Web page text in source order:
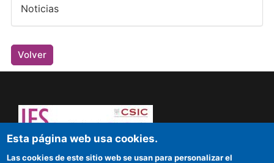
Noticias
Volver
¡Atrévete a pensar! Sapere aude
Esta página web usa cookies.
Las cookies de este sitio web se usan para personalizar el